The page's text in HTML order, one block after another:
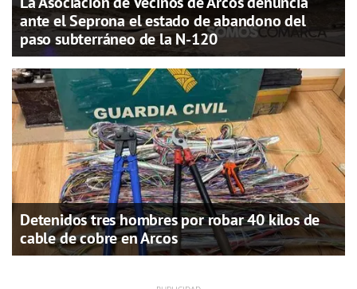
ante el Seprona el estado de abandono del
paso subterráneo de la N-120
Detenidos tres hombres por robar 40 kilos de
cable de cobre en Arcos